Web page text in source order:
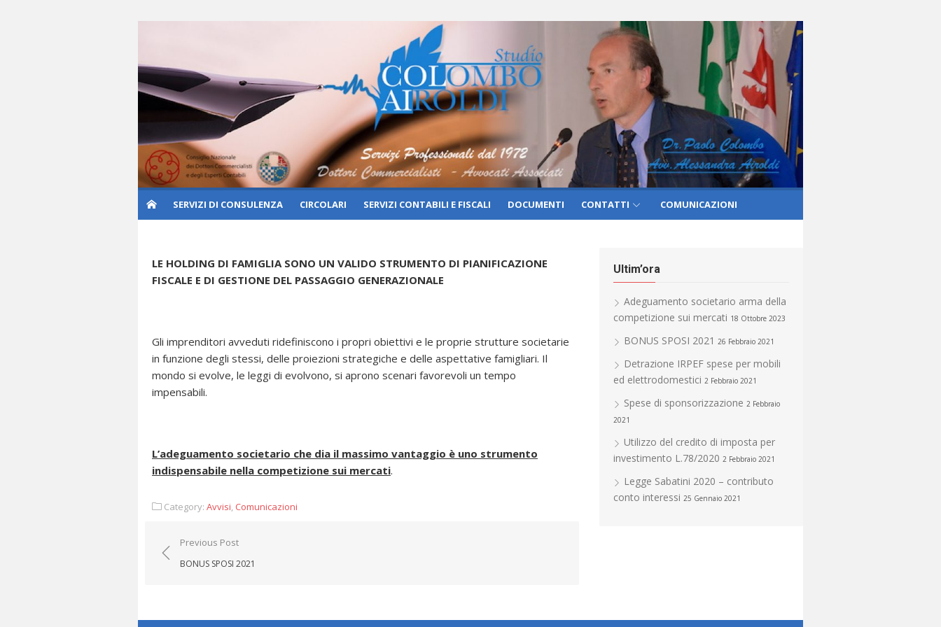
SERVIZI DI CONSULENZA CIRCOLARI SERVIZI CONTABILI E FISCALI DOCUMENTI CONTATTI COMUNICAZIONI
LE HOLDING DI FAMIGLIA SONO UN VALIDO STRUMENTO DI PIANIFICAZIONE
FISCALE E DI GESTIONE DEL PASSAGGIO GENERAZIONALE
Gli imprenditori avveduti ridefiniscono i propri obiettivi e le proprie strutture societarie
in funzione degli stessi, delle proiezioni strategiche e delle aspettative famigliari. Il
mondo si evolve, le leggi di evolvono, si aprono scenari favorevoli un tempo
impensabili.
L’adeguamento societario che dia il massimo vantaggio è uno strumento
indispensabile nella competizione sui mercati.
Category: Avvisi Comunicazioni
Navigazione
articoli
Previous Post
BONUS SPOSI 2021
Ultim’ora
Adeguamento societario arma della
competizione sui mercati 18 Ottobre 2023
BONUS SPOSI 2021 26 Febbraio 2021
Detrazione IRPEF spese per mobili
ed elettrodomestici 2 Febbraio 2021
Spese di sponsorizzazione 2 Febbraio
2021
Utilizzo del credito di imposta per
investimento L.78/2020 2 Febbraio 2021
Legge Sabatini 2020 – contributo
conto interessi 25 Gennaio 2021